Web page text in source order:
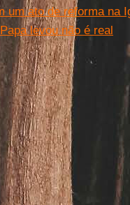
um ato de reforma na
levou não é real